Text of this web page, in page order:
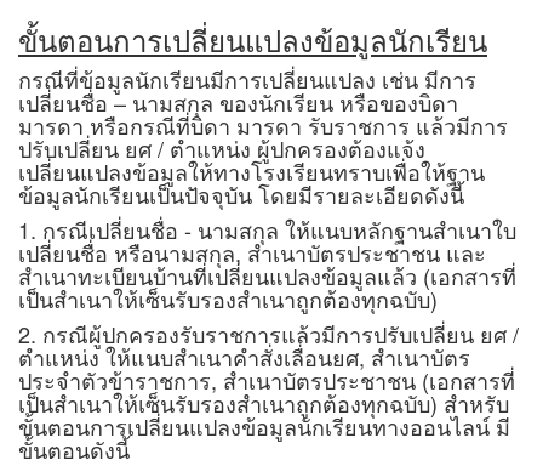
ขั้นตอนการเปลี่ยนแปลงข้อมูลนักเรียน
กรณีที่ข้อมูลนักเรียนมีการเปลี่ยนแปลง เช่น มีการ
เปลี่ยนชื่อ – นามสกุล ของนักเรียน หรือของบิดา
มารดา หรือกรณีที่บิดา มารดา รับราชการ แล้วมีการ
ปรับเปลี่ยน ยศ / ตำแหน่ง ผู้ปกครองต้องแจ้ง
เปลี่ยนแปลงข้อมูลให้ทางโรงเรียนทราบเพื่อให้ฐาน
ข้อมูลนักเรียนเป็นปัจจุบัน โดยมีรายละเอียดดังนี้
1. กรณีเปลี่ยนชื่อ - นามสกุล ให้แนบหลักฐานสำเนาใบ
เปลี่ยนชื่อ หรือนามสกุล, สำเนาบัตรประชาชน และ
สำเนาทะเบียนบ้านที่เปลี่ยนแปลงข้อมูลแล้ว (เอกสารที่
เป็นสำเนาให้เซ็นรับรองสำเนาถูกต้องทุกฉบับ)
2. กรณีผู้ปกครองรับราชการแล้วมีการปรับเปลี่ยน ยศ /
ตำแหน่ง ให้แนบสำเนาคำสั่งเลื่อนยศ, สำเนาบัตร
ประจำตัวข้าราชการ, สำเนาบัตรประชาชน (เอกสารที่
เป็นสำเนาให้เซ็นรับรองสำเนาถูกต้องทุกฉบับ) สำหรับ
ขั้นตอนการเปลี่ยนแปลงข้อมูลนักเรียนทางออนไลน์ มี
ขั้นตอนดังนี้